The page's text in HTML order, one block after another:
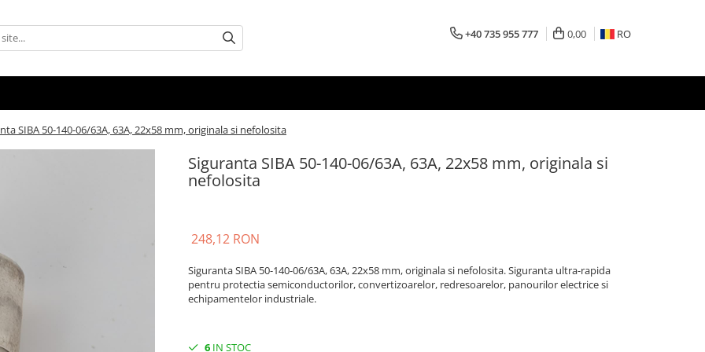
+40 735 955 777 0,00 RO
SIBA 50-140-06/63A, 63A, 22x58 mm, originala si nefolosita
Siguranta SIBA 50-140-06/63A, 63A, 22x58 mm, originala si
nefolosita
248,12 RON
Siguranta SIBA 50-140-06/63A, 63A, 22x58 mm, originala si nefolosita. Siguranta ultra-rapida
pentru protectia semiconductorilor, convertizoarelor, redresoarelor, panourilor electrice si
echipamentelor industriale.
6 IN STOC